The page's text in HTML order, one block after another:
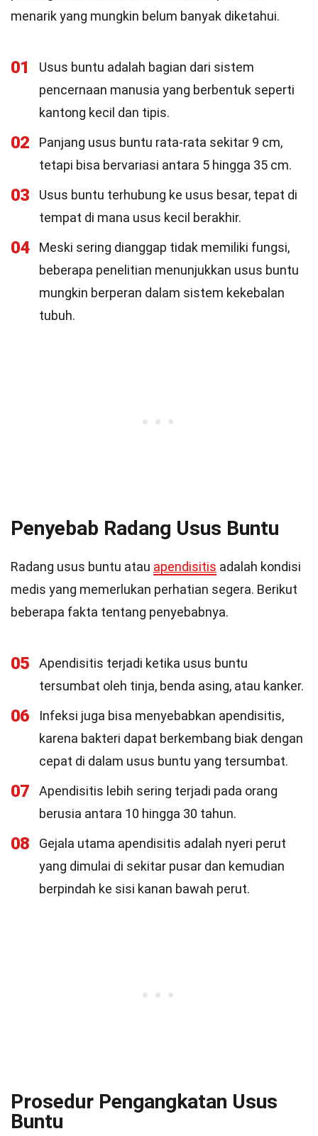
menarik yang mungkin belum banyak diketahui.
01
Usus buntu adalah bagian dari sistem
pencernaan manusia yang berbentuk seperti
kantong kecil dan tipis.
02
Panjang usus buntu rata-rata sekitar 9 cm,
tetapi bisa bervariasi antara 5 hingga 35 cm.
03
Usus buntu terhubung ke usus besar, tepat di
tempat di mana usus kecil berakhir.
04
Meski sering dianggap tidak memiliki fungsi,
beberapa penelitian menunjukkan usus buntu
mungkin berperan dalam sistem kekebalan
tubuh.
Penyebab Radang Usus Buntu
Radang usus buntu atau apendisitis adalah kondisi
medis yang memerlukan perhatian segera. Berikut
beberapa fakta tentang penyebabnya.
05
Apendisitis terjadi ketika usus buntu
tersumbat oleh tinja, benda asing, atau kanker.
06
Infeksi juga bisa menyebabkan apendisitis,
karena bakteri dapat berkembang biak dengan
cepat di dalam usus buntu yang tersumbat.
07
Apendisitis lebih sering terjadi pada orang
berusia antara 10 hingga 30 tahun.
08
Gejala utama apendisitis adalah nyeri perut
yang dimulai di sekitar pusar dan kemudian
berpindah ke sisi kanan bawah perut.
Prosedur Pengangkatan Usus
Buntu